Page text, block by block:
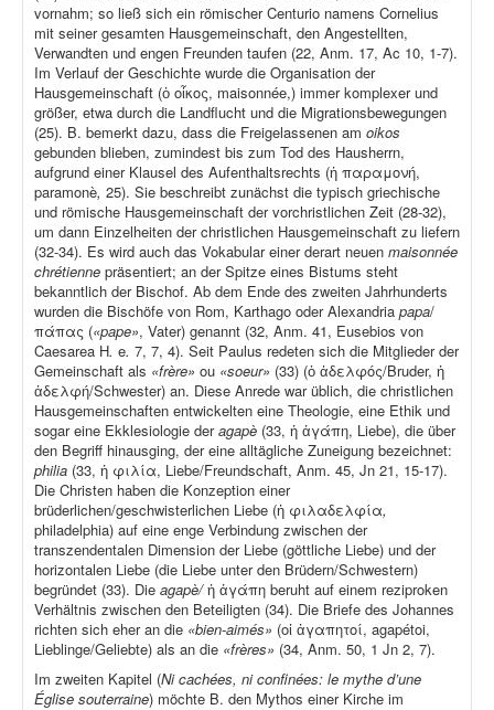
vornahm; so ließ sich ein römischer Centurio namens Cornelius
mit seiner gesamten Hausgemeinschaft, den Angestellten,
Verwandten und engen Freunden taufen (22, Anm. 17, Ac 10, 1-7).
Im Verlauf der Geschichte wurde die Organisation der
Hausgemeinschaft (ὁ οἶκος, maisonnée,) immer komplexer und
größer, etwa durch die Landflucht und die Migrationsbewegungen
(25). B. bemerkt dazu, dass die Freigelassenen am oikos
gebunden blieben, zumindest bis zum Tod des Hausherrn,
aufgrund einer Klausel des Aufenthaltsrechts (ἡ παραμονή,
paramonè, 25). Sie beschreibt zunächst die typisch griechische
und römische Hausgemeinschaft der vorchristlichen Zeit (28-32),
um dann Einzelheiten der christlichen Hausgemeinschaft zu liefern
(32-34). Es wird auch das Vokabular einer derart neuen maisonnée
chrétienne präsentiert; an der Spitze eines Bistums steht
bekanntlich der Bischof. Ab dem Ende des zweiten Jahrhunderts
wurden die Bischöfe von Rom, Karthago oder Alexandria papa/
πάπας («pape», Vater) genannt (32, Anm. 41, Eusebios von
Caesarea H. e. 7, 7, 4). Seit Paulus redeten sich die Mitglieder der
Gemeinschaft als «frère» ou «soeur» (33) (ὁ ἀδελφός/Bruder, ἡ
ἀδελφή/Schwester) an. Diese Anrede war üblich, die christlichen
Hausgemeinschaften entwickelten eine Theologie, eine Ethik und
sogar eine Ekklesiologie deragapè (33, ἡ ἀγάπη, Liebe), die über
den Begriff hinausging, der eine alltägliche Zuneigung bezeichnet:
philia (33, ἡ φιλία, Liebe/Freundschaft, Anm. 45, Jn 21, 15-17).
Die Christen haben die Konzeption einer
brüderlichen/geschwisterlichen Liebe (ἡ φιλαδελφία,
philadelphia) auf eine enge Verbindung zwischen der
transzendentalen Dimension der Liebe (göttliche Liebe) und der
horizontalen Liebe (die Liebe unter den Brüdern/Schwestern)
begründet (33). Die agapè/ἡ ἀγάπη beruht auf einem reziproken
Verhältnis zwischen den Beteiligten (34). Die Briefe des Johannes
richten sich eher an die «bien-aimés» (οἱ ἀγαπητοί, agapétoi,
Lieblinge/Geliebte) als an die «frères» (34, Anm. 50, 1 Jn 2, 7).
Im zweiten Kapitel (Ni cachées, ni confinées: le mythe d’une
Église souterraine) möchte B. den Mythos einer Kirche im